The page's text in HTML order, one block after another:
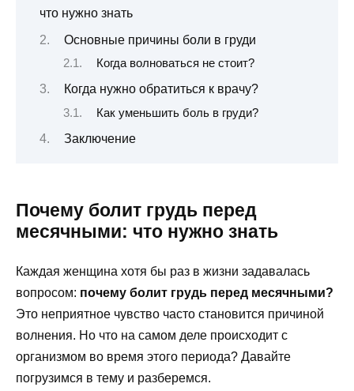
что нужно знать
Основные причины боли в груди
Когда волноваться не стоит?
Когда нужно обратиться к врачу?
Как уменьшить боль в груди?
Заключение
Почему болит грудь перед
месячными: что нужно знать
Каждая женщина хотя бы раз в жизни задавалась
вопросом: почему болит грудь перед месячными?
Это неприятное чувство часто становится причиной
волнения. Но что на самом деле происходит с
организмом во время этого периода? Давайте
погрузимся в тему и разберемся.